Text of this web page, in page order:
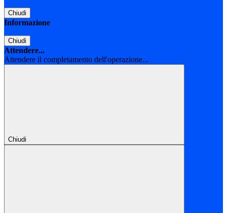
Chiudi
Informazione
Chiudi
Attendere...
Attendere il completamento dell'operazione...
Chiudi